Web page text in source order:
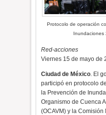
Protocolo de operación
Inundaciones
Red-acciones
Viernes 15 de mayo de
Ciudad de México. El
participó en protocolo
la Prevención de
Organismo de Cuenca
(OCAVM) y la